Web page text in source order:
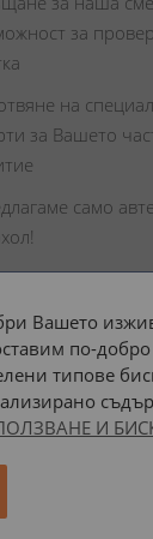
за
на
за Вашето
само
адрес с:
Вашето
по-
типове
И